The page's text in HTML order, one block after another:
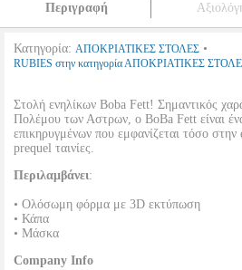
Περιγραφή
Κατηγορία: ΑΠΟΚΡΙΑΤΙΚΕΣ ΣΤΟΛΕΣ •
RUBIES στην κατηγορία ΑΠΟΚΡΙΑΤΙΚΕΣ
Στολή ενηλίκων Boba Fett! Σημαντικός
Πολέμου των Αστρων, ο BoBa Fett είναι
επικηρυγμένων που εμφανίζεται τόσο στην
prequel ταινίες.
Περιλαμβάνει:
• Ολόσωμη φόρμα με 3D εκτύπωση
• Κάπα
• Μάσκα
Company Info